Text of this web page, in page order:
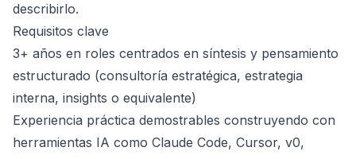
describirlo.
Requisitos clave
3+ años en roles centrados en síntesis y pensamiento
estructurado (consultoría estratégica, estrategia
interna, insights o equivalente)
Experiencia práctica demostrables construyendo con
herramientas IA como Claude Code, Cursor, v0,